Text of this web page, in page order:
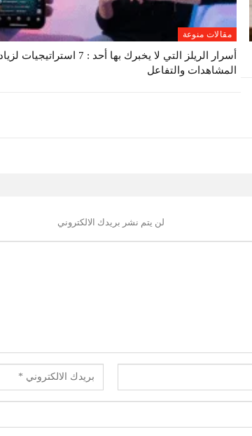
مقالات منوعة
أسرار الريلز التي لا يخبرك بها أحد : 7 استراتيجيات
المشاهدات والتفاعل
لن يتم نشر بريدك الالكتروني